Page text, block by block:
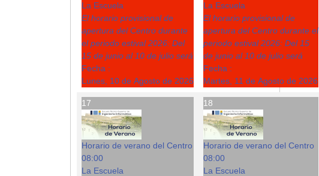
La Escuela
El horario provisional de
apertura del Centro durante
el periodo estival 2026: Del
15 de junio al 10 de julio será
Fecha :
Lunes, 10 de Agosto de 2026
La Escuela
El horario provisional de
apertura del Centro durante el
periodo estival 2026: Del 15
de junio al 10 de julio será
Fecha :
Martes, 11 de Agosto de 2026
17
Horario de verano del Centro
08:00
La Escuela
18
Horario de verano del Centro
08:00
La Escuela